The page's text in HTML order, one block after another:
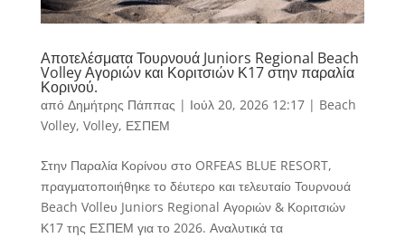
Αποτελέσματα Τουρνουά Juniors Regional Beach
Volley Αγοριών και Κοριτσιών Κ17 στην παραλία
Κορινού.
από Δημήτρης Πάππας | Ιούλ 20, 2026 12:17| Beach
Volley, Volley, ΕΣΠΕΜ
Στην Παραλία Κορίνου στο ORFEAS BLUE RESORT,
πραγματοποιήθηκε το δέυτερο και τελευταίο Τουρνουά
Beach Volleυ Juniors Regional Αγοριών & Κοριτσιών
Κ17 της ΕΣΠΕΜ για το 2026. Αναλυτικά τα